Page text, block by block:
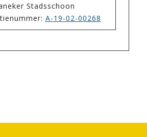
Stadsschoon
A-19-02-00268